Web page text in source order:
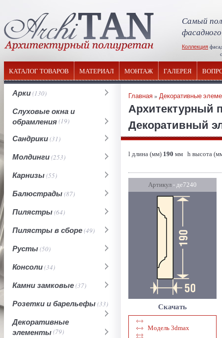
Самый
Коллекция
КАТАЛОГ ТОВАРОВ МАТЕРИАЛ МОНТАЖ ГАЛЕРЕЯ
Арки(130)
Слуховые окна и
обрамления(19)
Сандрики(31)
Молдинги(253)
Карнизы(55)
Балюстрады(87)
Пилястры(64)
Пилястры в сборе(49)
Русты(50)
Консоли(34)
Камни замковые(37)
Розетки и барельефы(33)
Декоративные
элементы(79)
Главная» Декоративные
Архитектурный
Декоративный
l длина (мм) 190 мм h высота
Артикул - де7240
Скачать
Модель 3dmax